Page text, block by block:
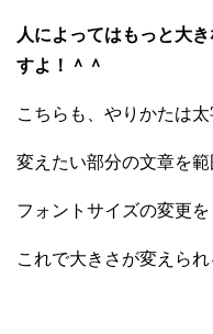
人によってはもっと大
すよ！＾＾
こちらも、やりかたは太
変えたい部分の文章を範
フォントサイズの変更を
これで大きさが変えられ